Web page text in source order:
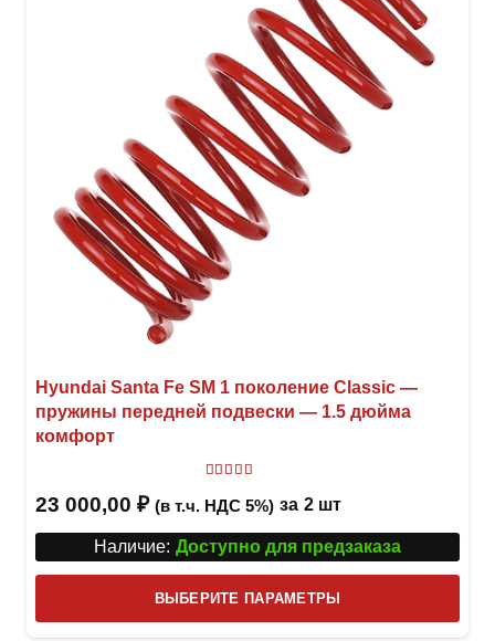
Hyundai Santa Fe SM 1 поколение Classic —
пружины передней подвески — 1.5 дюйма
комфорт
23 000,00 ₽ (в т.ч. НДС 5%) за 2 шт
Наличие: Доступно для предзаказа
ВЫБЕРИТЕ ПАРАМЕТРЫ
товар